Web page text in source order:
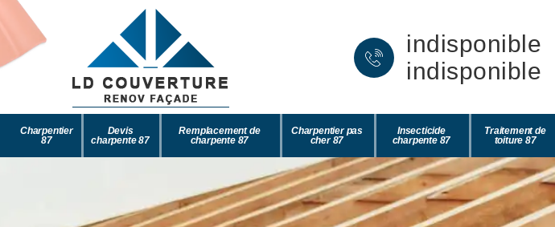
indisponible
indisponible
Charpentier
87
Devis
charpente 87
Remplacement de
charpente 87
Charpentier pas
cher 87
Insecticide
charpente 87
Traitement de
toiture 87